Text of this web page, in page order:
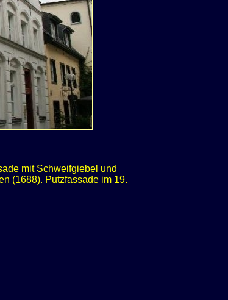
mit Schweifgiebel und
(1688). Putzfassade im 19.